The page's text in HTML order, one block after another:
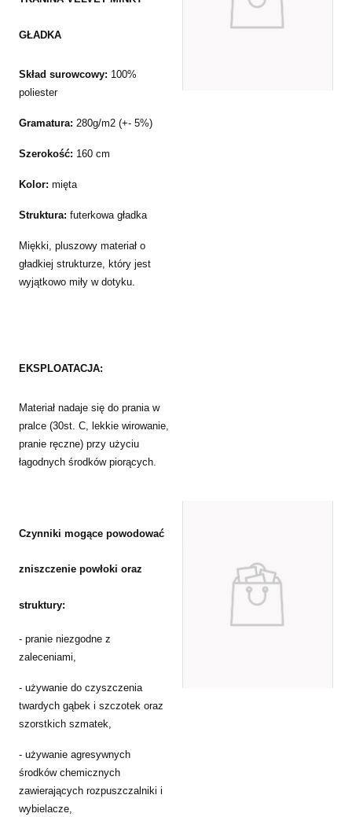
GŁADKA
Skład surowcowy: 100%
poliester
Gramatura: 280g/m2 (+- 5%)
Szerokość: 160 cm
Kolor: mięta
Struktura: futerkowa gładka
Miękki, pluszowy materiał o
gładkiej strukturze, który jest
wyjątkowo miły w dotyku.
EKSPLOATACJA:
Materiał nadaje się do prania w
pralce (30st. C, lekkie wirowanie,
pranie ręczne) przy użyciu
łagodnych środków piorących.
Czynniki mogące powodować
zniszczenie powłoki oraz
struktury:
- pranie niezgodne z
zaleceniami,
- używanie do czyszczenia
twardych gąbek i szczotek oraz
szorstkich szmatek,
- używanie agresywnych
środków chemicznych
zawierających rozpuszczalniki i
wybielacze,